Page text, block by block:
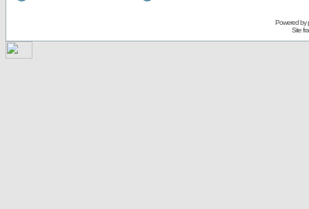
Powered by
Site